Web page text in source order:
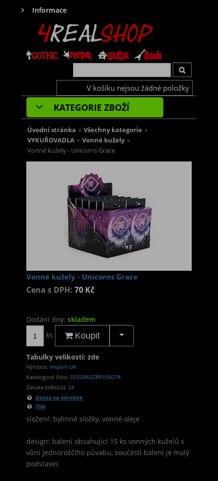
Informace
V košíku nejsou žádné položky
KATEGORIE ZBOŽÍ
Úvodní stránka » Všechny kategorie »
VYKUŘOVADLA » Vonné kužely »
Vonné kužely - Unicorns Grace
Vonné kužely - Unicorns Grace
Cena s DPH: 70 Kč
Dodání dny: skladem
ks
Koupit
Tabulky velikostí: zde
Výrobce: import UK
Katalogové číslo: DOSDKUZBPUS6274
Záruka (měsíců): 24
Dotaz na výrobek
Tisk
složení: bylinné složky, vonné oleje
design: balení obsahující 15 ks vonných kuželů s
vůní Jednorožčího půvabu, součástí balení je malý
podstavec